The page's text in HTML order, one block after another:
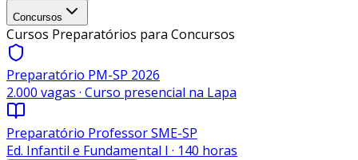
Concursos
Cursos Preparatórios para Concursos
Preparatório PM-SP 2026
2.000 vagas · Curso presencial na Lapa
Preparatório Professor SME-SP
Ed. Infantil e Fundamental I · 140 horas